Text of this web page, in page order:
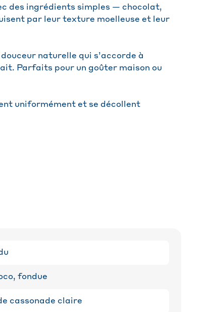
des ingrédients simples — chocolat,
par leur texture moelleuse et leur
naturelle qui s’accorde à
Parfaits pour un goûter maison ou
uniformément et se décollent
fondue
cassonade claire